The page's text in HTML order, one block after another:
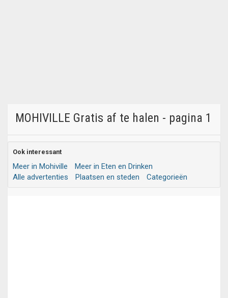
MOHIVILLE Gratis af te halen - pagina 1
Ook interessant
Meer in Mohiville
Meer in Eten en Drinken
Alle advertenties
Plaatsen en steden Categorieën